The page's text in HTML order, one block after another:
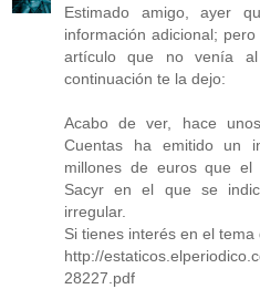
Estimado amigo, ayer
información adicional;
artículo que no venía
continuación te la dejo:
Acabo de ver, hace
Cuentas ha emitido un
millones de euros que el
Sacyr en el que se
irregular.
Si tienes interés en el
http://
28227.pdf